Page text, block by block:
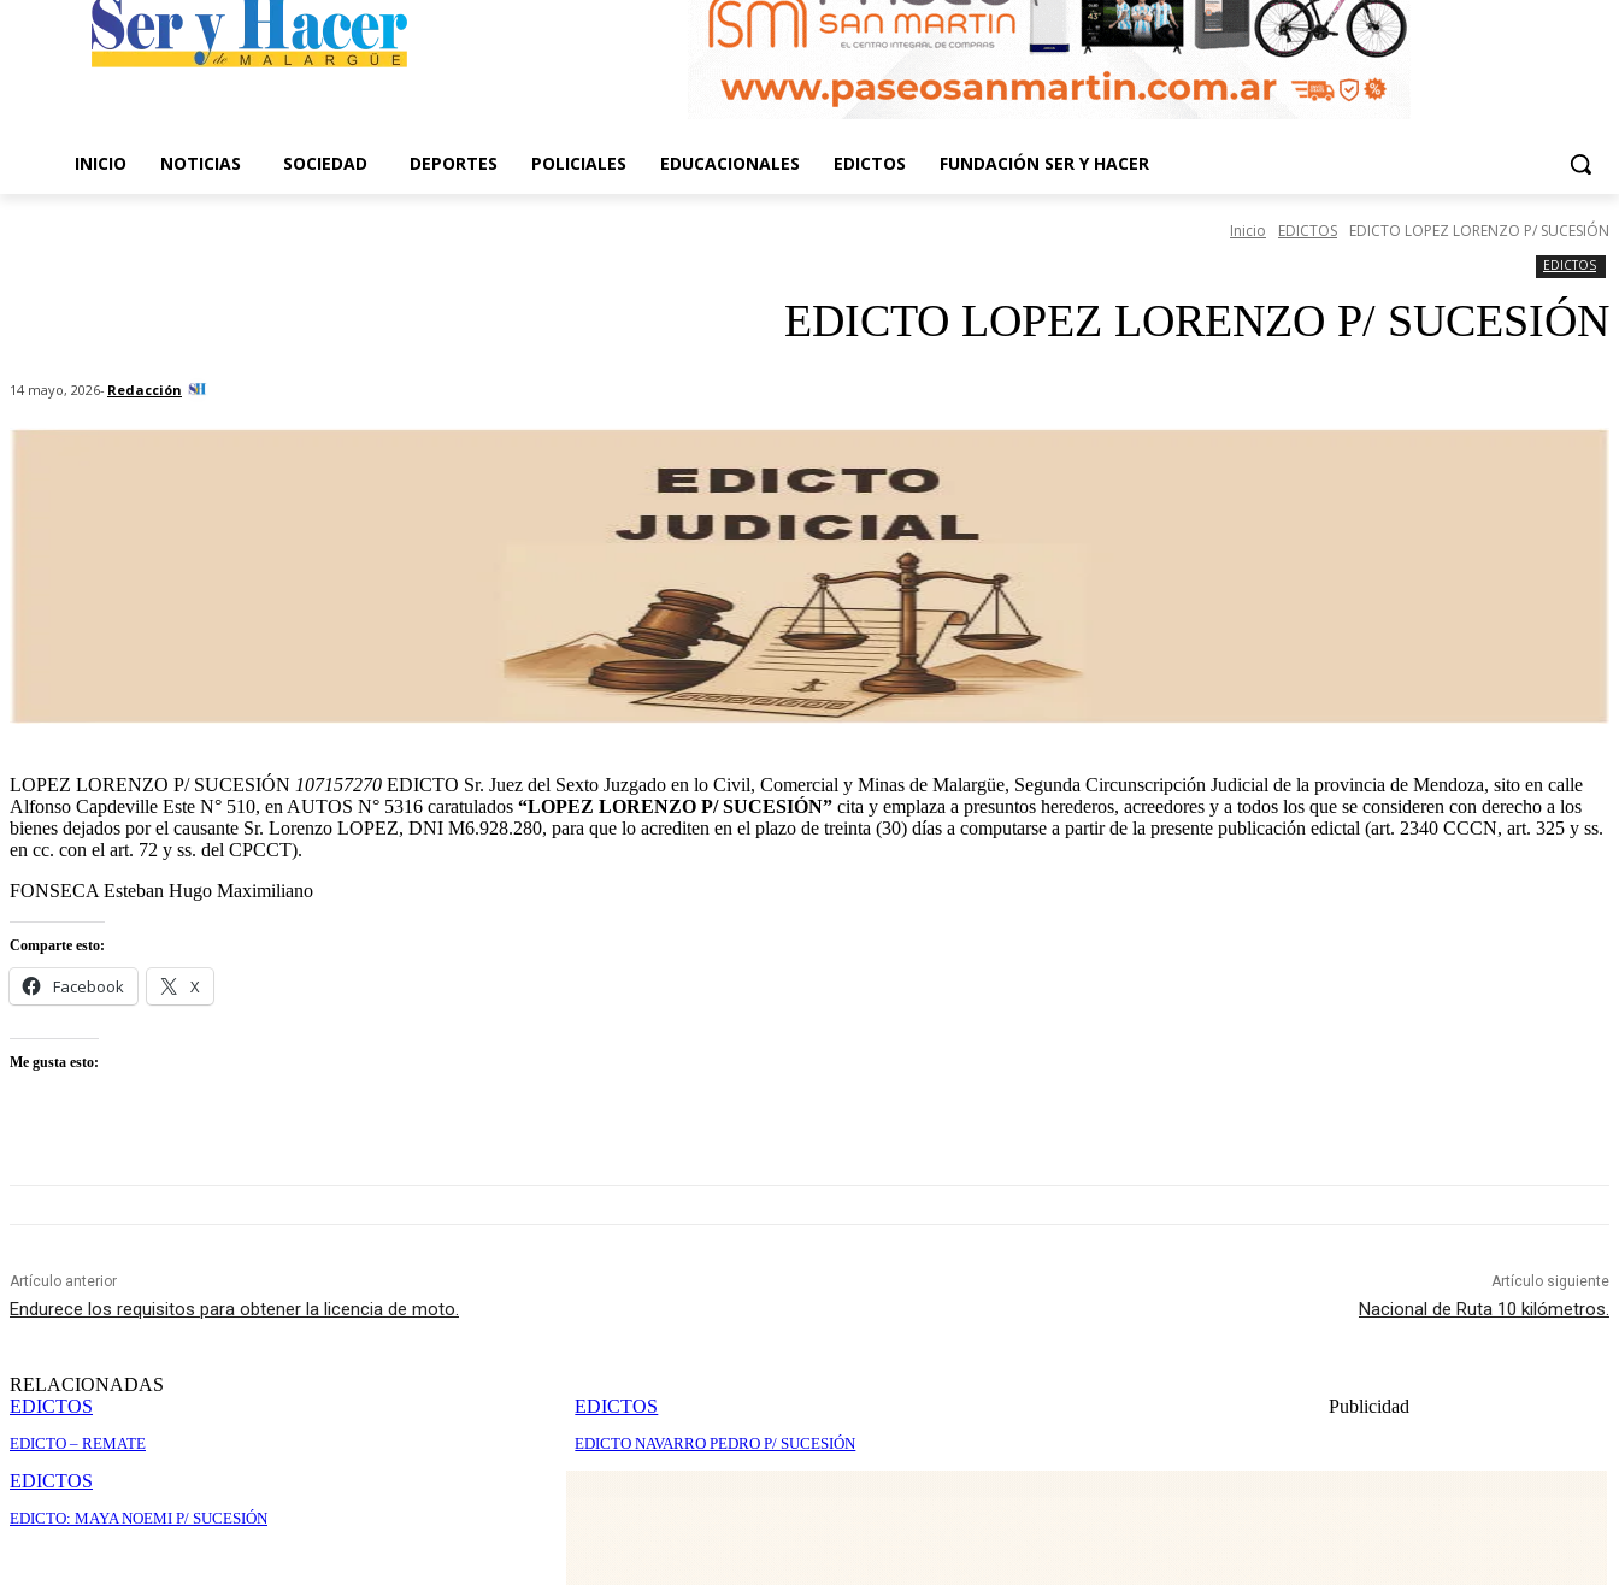
INICIO NOTICIAS SOCIEDAD DEPORTES POLICIALES EDUCACIONALES EDICTOS FUNDACIÓN SER Y HACER
Inicio EDICTOS EDICTO LOPEZ LORENZO P/ SUCESIÓN
EDICTOS
EDICTO LOPEZ LORENZO P/ SUCESIÓN
14 mayo, 2026- Redacción
LOPEZ LORENZO P/ SUCESIÓN 107157270 EDICTO Sr. Juez del Sexto Juzgado en lo Civil, Comercial y Minas de Malargüe, Segunda Circunscripción Judicial de la provincia de Mendoza, sito en calle
Alfonso Capdeville Este N° 510, en AUTOS N° 5316 caratulados “LOPEZ LORENZO P/ SUCESIÓN” cita y emplaza a presuntos herederos, acreedores y a todos los que se consideren con derecho a los
bienes dejados por el causante Sr. Lorenzo LOPEZ, DNI M6.928.280, para que lo acrediten en el plazo de treinta (30) días a computarse a partir de la presente publicación edictal (art. 2340 CCCN, art. 325 y ss.
en cc. con el art. 72 y ss. del CPCCT).
FONSECA Esteban Hugo Maximiliano
Comparte esto:
Facebook X
Me gusta esto:
Artículo anterior
Endurece los requisitos para obtener la licencia de moto.
Artículo siguiente
Nacional de Ruta 10 kilómetros.
RELACIONADAS
EDICTOS
EDICTO – REMATE
EDICTOS
EDICTO NAVARRO PEDRO P/ SUCESIÓN
EDICTOS
EDICTO: MAYA NOEMI P/ SUCESIÓN
Publicidad